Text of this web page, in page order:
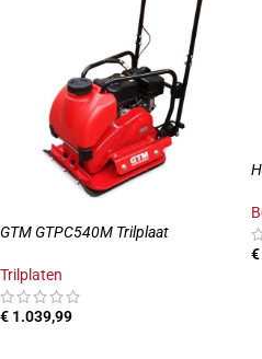
GTM GTPC540M Trilplaat
Trilplaten
€ 1.039,99
€